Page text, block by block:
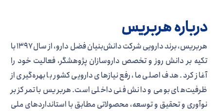
درباره هربریس
هربریس، برند دارویی شرکت دانش‌بنیان فضل دارو، از سال ۱۳۹۷ با
تکیه بر دانش روز و تخصص داروسازان پژوهشگر، فعالیت خود را
آغاز کرد. هدف اصلی ما، رفع نیازهای دارویی کشور با بهره‌گیری از
ظرفیت‌های بومی و دانش فنی داخلی است. هربریس با تمرکز بر
نوآوری و تحقیق و توسعه، محصولاتی مطابق با استانداردهای ملی